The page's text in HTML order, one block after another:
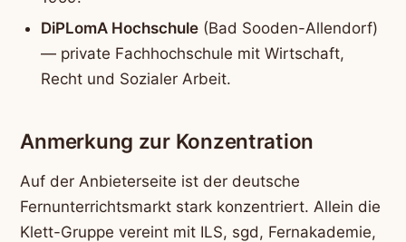
DiPLomA Hochschule(Bad Sooden-Allendorf)
— private Fachhochschule mit Wirtschaft,
Recht und Sozialer Arbeit.
Anmerkung zur Konzentration
Auf der Anbieterseite ist der deutsche
Fernunterrichtsmarkt stark konzentriert. Allein die
Klett-Gruppe vereint mit ILS, sgd, Fernakademie,